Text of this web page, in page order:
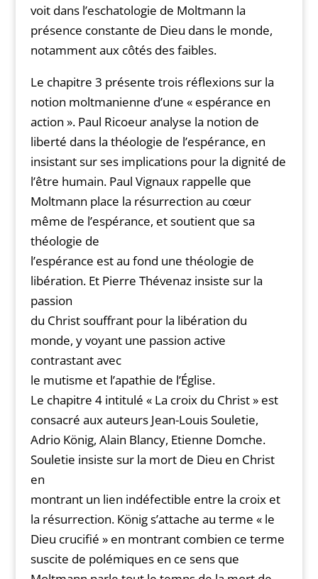
voit dans l’eschatologie de Moltmann la
présence constante de Dieu dans le monde,
notamment aux côtés des faibles.
Le chapitre 3 présente trois réflexions sur la
notion moltmanienne d’une « espérance en
action ». Paul Ricoeur analyse la notion de
liberté dans la théologie de l’espérance, en
insistant sur ses implications pour la dignité de
l’être humain. Paul Vignaux rappelle que
Moltmann place la résurrection au cœur
même de l’espérance, et soutient que sa
théologie de
l’espérance est au fond une théologie de
libération. Et Pierre Thévenaz insiste sur la
passion
du Christ souffrant pour la libération du
monde, y voyant une passion active
contrastant avec
le mutisme et l’apathie de l’Église.
Le chapitre 4 intitulé « La croix du Christ » est
consacré aux auteurs Jean-Louis Souletie,
Adrio König, Alain Blancy, Etienne Domche.
Souletie insiste sur la mort de Dieu en Christ
en
montrant un lien indéfectible entre la croix et
la résurrection. König s’attache au terme « le
Dieu crucifié » en montrant combien ce terme
suscite de polémiques en ce sens que